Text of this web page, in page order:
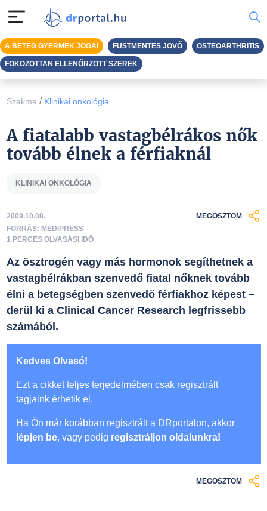
Szakma / Klinikai onkológia
A fiatalabb vastagbélrákos nők
tovább élnek a férfiaknál
KLINIKAI ONKOLÓGIA
2009.10.08.
FORRÁS: MEDIPRESS
1 PERCES OLVASÁSI IDŐ
MEGOSZTOM
Az ösztrogén vagy más hormonok segíthetnek a
vastagbélrákban szenvedő fiatal nőknek tovább
élni a betegségben szenvedő férfiakhoz képest –
derül ki a Clinical Cancer Research legfrissebb
számából.
Kedves Olvasó!
Ezt a cikket teljes terjedelmében csak regisztrált
tagjaink érhetik el.
Ha Ön már korábban regisztrált a DRportalon, akkor
lépjen be, vagy pedig regisztráljon oldalunkra!
MEGOSZTOM
A BETEG GYERMEK JOGAI FÜSTMENTES JÖVŐ OSTEOARTHRITIS
FOKOZOTTAN ELLENŐRZÖTT SZEREK